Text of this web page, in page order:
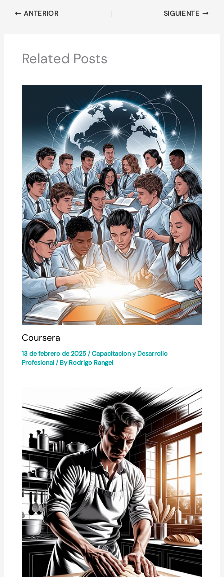
ANTERIOR SIGUIENTE
Related Posts
Coursera
13 de febrero de 2025/Capacitacion y Desarrollo
Profesional/ ByRodrigo Rangel